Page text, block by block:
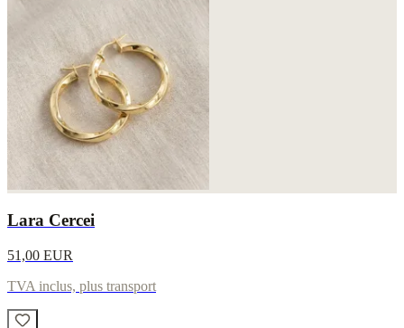
Lara Cercei
51,00 EUR
TVA inclus, plus transport